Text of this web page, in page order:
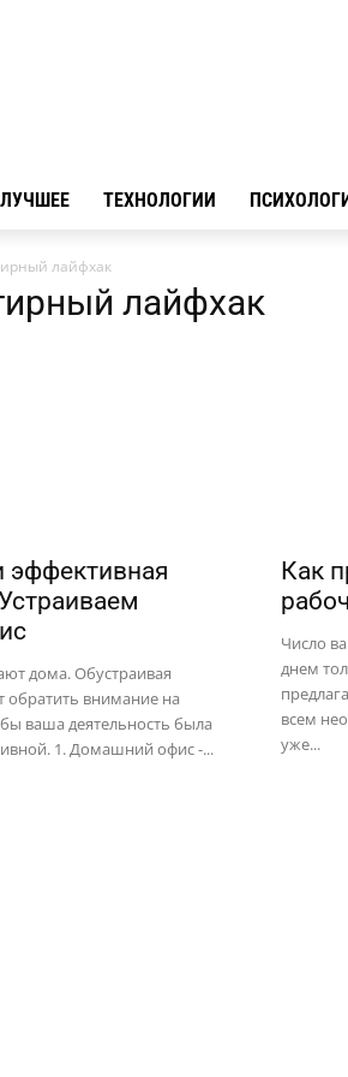
ЛУЧШЕЕ ТЕХНОЛОГИИ
лайфхак
лайфхак
дома. Обустраивая
внимание на
ваша деятельность была
1. Домашний офис -...
Как
Число
днем
всем
уже...